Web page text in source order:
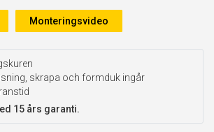
Monteringsvideo
skrapa och formduk ingår
15 års garanti.